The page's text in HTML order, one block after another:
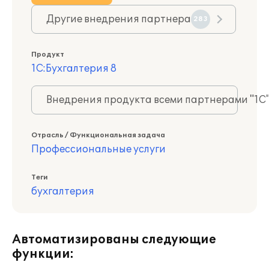
Другие внедрения партнера 283
Продукт
1С:Бухгалтерия 8
Внедрения продукта всеми партнерами
Отрасль / Функциональная задача
Профессиональные услуги
Теги
бухгалтерия
Автоматизированы следующие
функции: